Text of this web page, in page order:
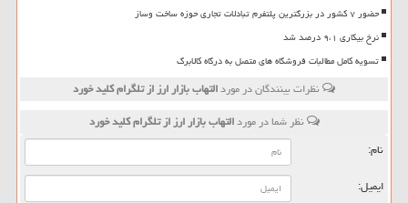
حضور ۷ کشور در بزرگترین پلتفرم تبادلات تجاری حوزه ساخت وساز
نرخ بیکاری ۹،۱ درصد شد
تسویه کامل مطالبات فروشگاه های متصل به درگاه کالابرگ
نظرات بینندگان در موردالتهاب بازار ارز از تلگرام كلید خورد
نظر شما در موردالتهاب بازار ارز از تلگرام كلید خورد
نام:
ایمیل: